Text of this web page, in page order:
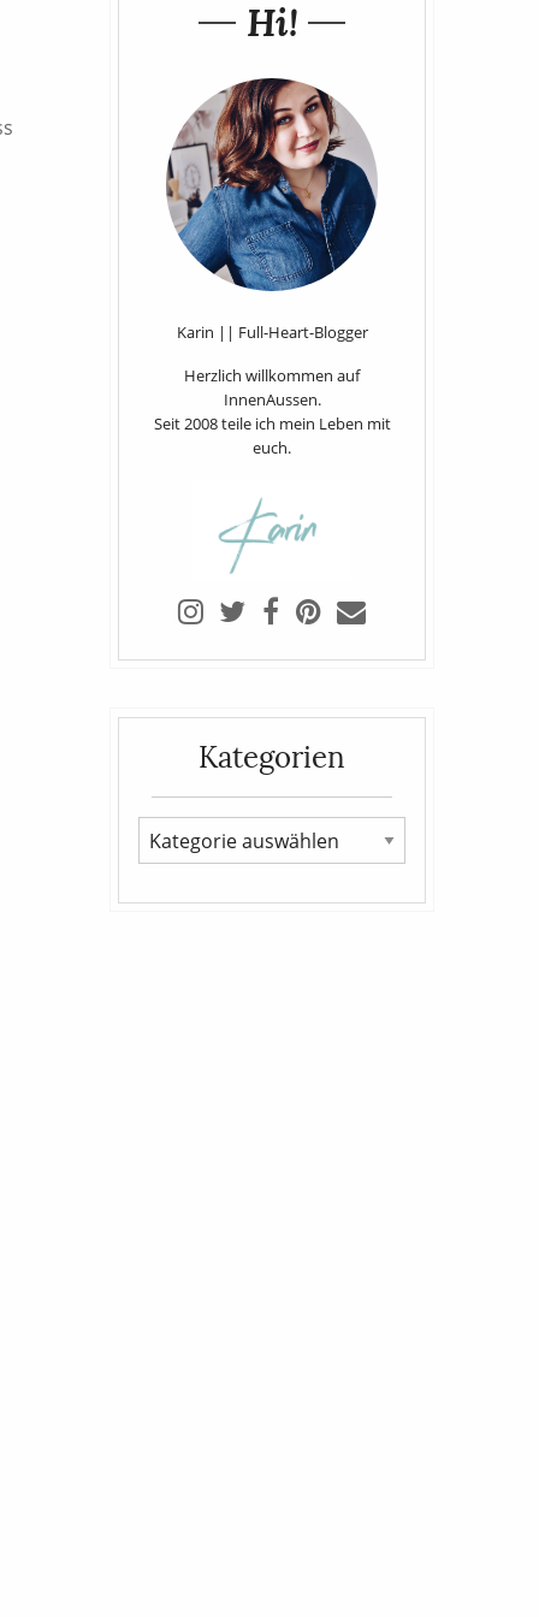
Hi!
Karin || Full-Heart-Blogger
Herzlich willkommen auf
InnenAussen.
Seit 2008 teile ich mein Leben mit
euch.
Kategorien